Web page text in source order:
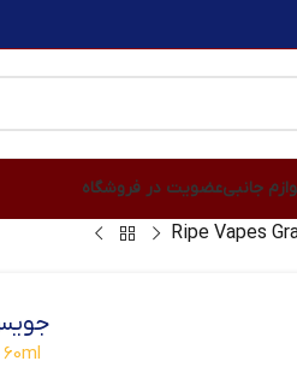
جانبیعضویت در فروشگاه